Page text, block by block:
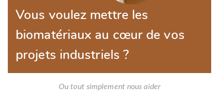
Vous voulez mettre les
biomatériaux au cœur de vos
projets industriels ?
Ou tout simplement nous aider